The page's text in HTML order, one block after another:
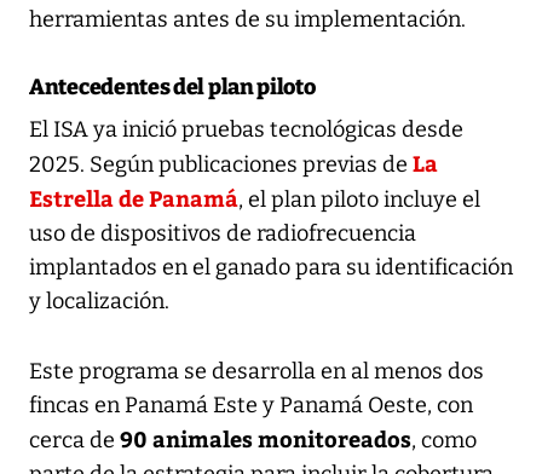
herramientas antes de su implementación.
Antecedentes del plan piloto
El ISA ya inició pruebas tecnológicas desde
2025. Según publicaciones previas de La
Estrella de Panamá, el plan piloto incluye el
uso de dispositivos de radiofrecuencia
implantados en el ganado para su identificación
y localización.
Este programa se desarrolla en al menos dos
fincas en Panamá Este y Panamá Oeste, con
cerca de 90 animales monitoreados, como